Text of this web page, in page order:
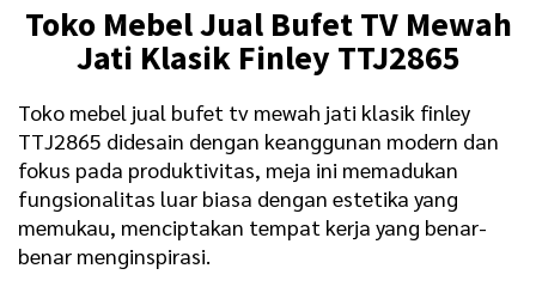
Toko MebelJual Bufet TVMewah
Jati Klasik Finley TTJ2865
Toko mebel jual bufet tv mewah jati klasik finley
TTJ2865 didesain dengan keanggunan modern dan
fokus pada produktivitas, meja ini memadukan
fungsionalitas luar biasa dengan estetika yang
memukau, menciptakan tempat kerja yang benar-
benar menginspirasi.